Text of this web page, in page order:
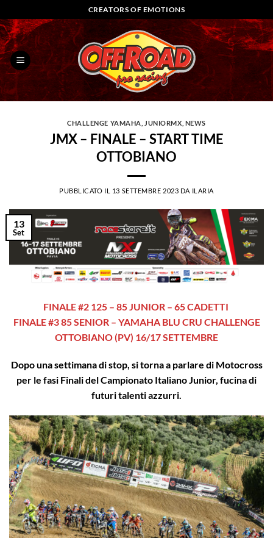
ai
contenuti
CREATORS OF EMOTIONS
CHALLENGE YAMAHA JUNIORMX NEWS
JMX – FINALE – START TIME
OTTOBIANO
PUBBLICATO IL 13 SETTEMBRE 2023 DA ILARIA
13
Set
FINALE #2 125 – 85 JUNIOR – 65 CADETTI
FINALE #3 85 SENIOR – YAMAHA BLU CRU CHALLENGE
OTTOBIANO (PV) 16/17 SETTEMBRE
Dopo una settimana di stop, si torna a parlare di Motocross
per le fasi Finali del Campionato Italiano Junior, fucina di
futuri talenti azzurri.